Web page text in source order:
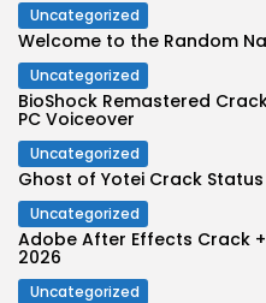
Uncategorized
Welcome to the Random
Uncategorized
BioShock Remastered
PC Voiceover
Uncategorized
Ghost of Yotei Crack
Uncategorized
Adobe After Effects Crack
2026
Uncategorized